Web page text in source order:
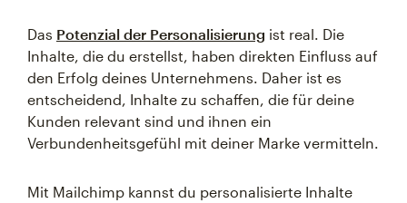
Das Potenzial der Personalisierung ist real. Die
Inhalte, die du erstellst, haben direkten Einfluss auf
den Erfolg deines Unternehmens. Daher ist es
entscheidend, Inhalte zu schaffen, die für deine
Kunden relevant sind und ihnen ein
Verbundenheitsgefühl mit deiner Marke vermitteln.
Mit Mailchimp kannst du personalisierte Inhalte